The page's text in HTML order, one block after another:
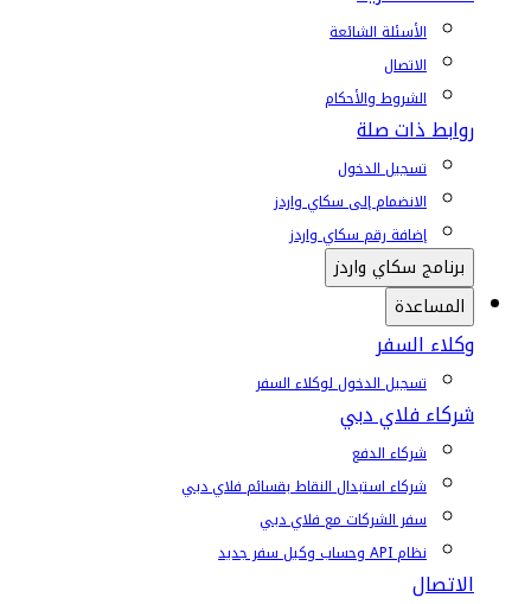
الأسئلة الشائعة
الاتصال
الشروط والأحكام
روابط ذات صلة
تسجيل الدخول
الانضمام إلى سكاي واردز
إضافة رقم سكاي واردز
برنامج سكاي واردز
المساعدة
وكلاء السفر
تسجيل الدخول لوكلاء السفر
شركاء فلاي دبي
شركاء الدفع
شركاء استبدال النقاط بقسائم فلاي دبي
سفر الشركات مع فلاي دبي
نظام API وحساب وكيل سفر جديد
الاتصال